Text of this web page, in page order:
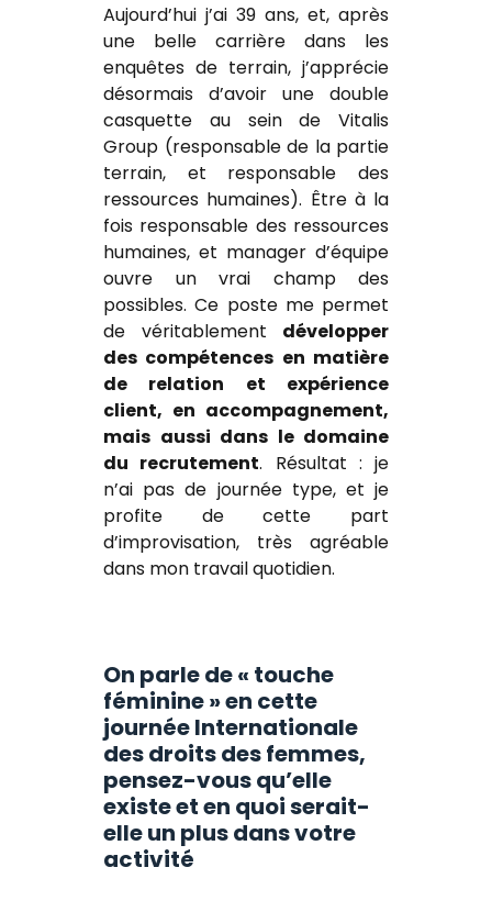
Aujourd’hui j’ai 39 ans, et, après
une belle carrière dans les
enquêtes de terrain, j’apprécie
désormais d’avoir une double
casquette au sein de Vitalis
Group (responsable de la partie
terrain, et responsable des
ressources humaines). Être à la
fois responsable des ressources
humaines, et manager d’équipe
ouvre un vrai champ des
possibles. Ce poste me permet
de véritablement développer
des compétences en matière
de relation et expérience
client, en accompagnement,
mais aussi dans le domaine
du recrutement. Résultat : je
n’ai pas de journée type, et je
profite de cette part
d’improvisation, très agréable
dans mon travail quotidien.
On parle de « touche
féminine » en cette
journée Internationale
des droits des femmes,
pensez-vous qu’elle
existe et en quoi serait-
elle un plus dans votre
activité